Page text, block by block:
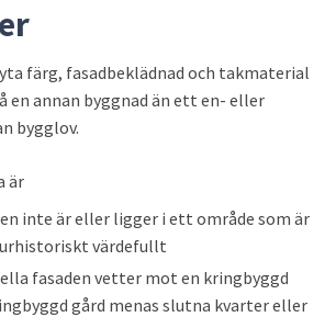
färg, fasadbeklädnad och takmaterial
en annan byggnad än ett en- eller
bygglov.
är
inte är eller ligger i ett område som är
värdefullt
fasaden vetter mot en kringbyggd
gård menas slutna kvarter eller